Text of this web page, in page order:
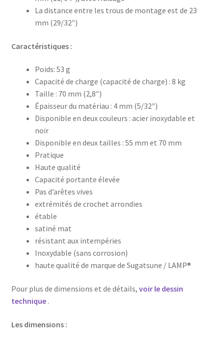
La distance entre les trous de montage est de 23
mm (29/32″)
Caractéristiques :
Poids: 53 g
Capacité de charge (capacité de charge) : 8 kg
Taille : 70 mm (2,8″)
Épaisseur du matériau : 4 mm (5/32″)
Disponible en deux couleurs : acier inoxydable et
noir
Disponible en deux tailles : 55 mm et 70 mm
Pratique
Haute qualité
Capacité portante élevée
Pas d’arêtes vives
extrémités de crochet arrondies
étable
satiné mat
résistant aux intempéries
Inoxydable (sans corrosion)
haute qualité de marque de Sugatsune / LAMP®
Pour plus de dimensions et de détails, voir le dessin
technique.
Les dimensions :